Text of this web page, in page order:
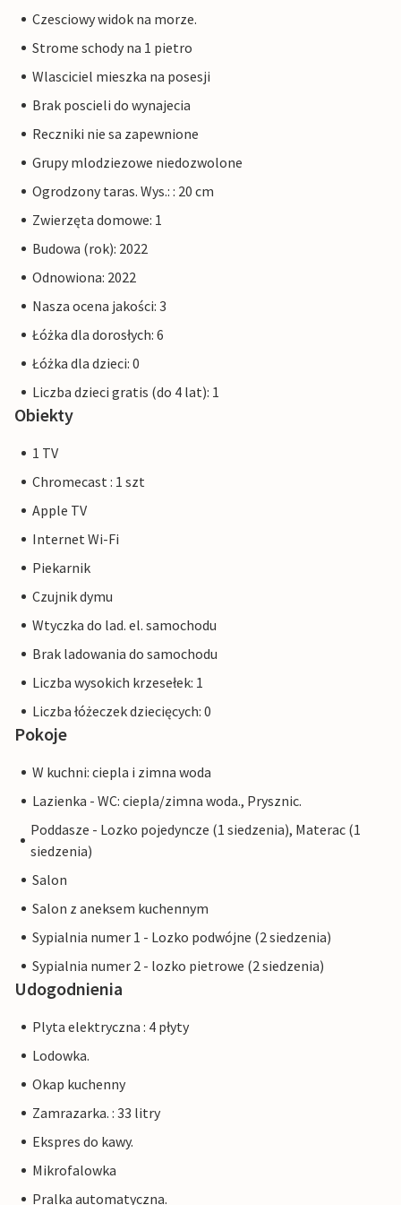
Czesciowy widok na morze.
Strome schody na 1 pietro
Wlasciciel mieszka na posesji
Brak poscieli do wynajecia
Reczniki nie sa zapewnione
Grupy mlodziezowe niedozwolone
Ogrodzony taras. Wys.: : 20 cm
Zwierzęta domowe: 1
Budowa (rok): 2022
Odnowiona: 2022
Nasza ocena jakości: 3
Łóżka dla dorosłych: 6
Łóżka dla dzieci: 0
Liczba dzieci gratis (do 4 lat): 1
Obiekty
1 TV
Chromecast : 1 szt
Apple TV
Internet Wi-Fi
Piekarnik
Czujnik dymu
Wtyczka do lad. el. samochodu
Brak ladowania do samochodu
Liczba wysokich krzesełek: 1
Liczba łóżeczek dziecięcych: 0
Pokoje
W kuchni: ciepla i zimna woda
Lazienka - WC: ciepla/zimna woda., Prysznic.
Poddasze - Lozko pojedyncze (1 siedzenia), Materac (1
siedzenia)
Salon
Salon z aneksem kuchennym
Sypialnia numer 1 - Lozko podwójne (2 siedzenia)
Sypialnia numer 2 - lozko pietrowe (2 siedzenia)
Udogodnienia
Plyta elektryczna : 4 płyty
Lodowka.
Okap kuchenny
Zamrazarka. : 33 litry
Ekspres do kawy.
Mikrofalowka
Pralka automatyczna.